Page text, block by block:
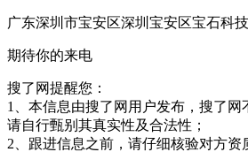
广东深圳市宝安区深圳宝安区宝石科
期待你的来电
搜了网提醒您：
1、本信息由搜了网用户发布，搜了网
请自行甄别其真实性及合法性；
2、跟进信息之前，请仔细核验对方